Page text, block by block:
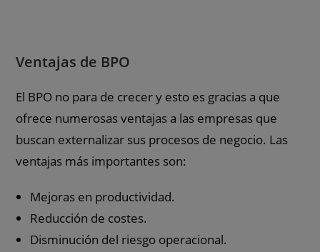
Ventajas de BPO
El BPO no para de crecer y esto es gracias a que
ofrece numerosas ventajas a las empresas que
buscan externalizar sus procesos de negocio. Las
ventajas más importantes son:
Mejoras en productividad.
Reducción de costes.
Disminución del riesgo operacional.